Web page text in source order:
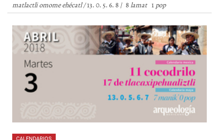
matlactli omome ehécatl /13. 0. 5. 6. 8 / 8 lamat 1 pop